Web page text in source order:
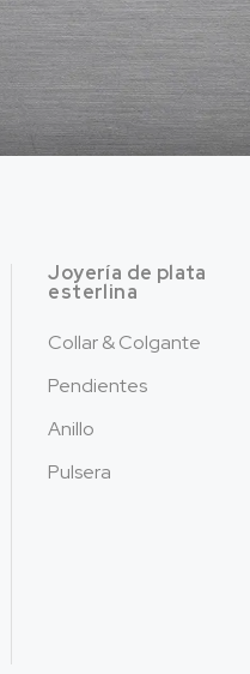
Joyería de plata
esterlina
Collar & Colgante
Pendientes
Anillo
Pulsera